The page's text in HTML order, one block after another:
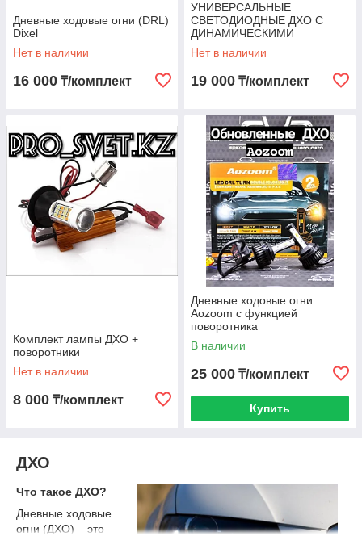
Дневные ходовые огни (DRL)
Dixel
Нет в наличии
16 000 ₸/комплект
УНИВЕРСАЛЬНЫЕ
СВЕТОДИОДНЫЕ ДХО С
ДИНАМИЧЕСКИМИ
УКАЗАТЕЛЯМИ ПОВОРОТОВ
Нет в наличии
19 000 ₸/комплект
Комплект лампы ДХО +
поворотники
Нет в наличии
8 000 ₸/комплект
Дневные ходовые огни
Aozoom с функцией
поворотника
В наличии
25 000 ₸/комплект
Купить
ДХО
Что такое ДХО?
Дневные ходовые
огни (ДХО) – это